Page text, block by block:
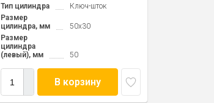
Тип цилиндра
Ключ-шток
Размер
цилиндра, мм
50x30
Размер
цилиндра
(левый), мм
50
В корзину